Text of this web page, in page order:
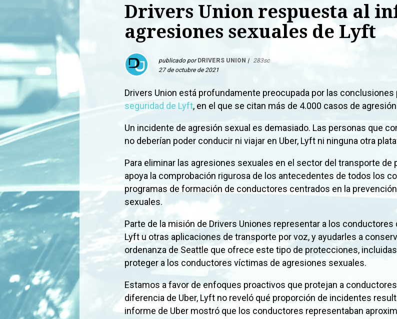
Drivers Union respuesta al
agresiones sexuales de Lyft
publicado porDRIVERS UNION | 283sc
27 de octubre de 2021
Drivers Union está profundamente preocupada por las conclusiones
seguridad de Lyft, en el que se citan más de 4.000 casos de
Un incidente de agresión sexual es demasiado. Las personas que
no deberían poder conducir ni viajar en Uber, Lyft ni ninguna otra
Para eliminar las agresiones sexuales en el sector del transporte de
apoya la comprobación rigurosa de los antecedentes de todos los
programas de formación de conductores centrados en la
sexuales.
Parte de la misión de Drivers Uniones representar a los
Lyft u otras aplicaciones de transporte por voz, y ayudarles a
ordenanza de Seattle que ofrece este tipo de protecciones,
proteger a los conductores víctimas de agresiones sexuales.
Estamos a favor de enfoques proactivos que protejan a
diferencia de Uber, Lyft no reveló qué proporción de incidentes
informe de Uber mostró que los conductores representaban